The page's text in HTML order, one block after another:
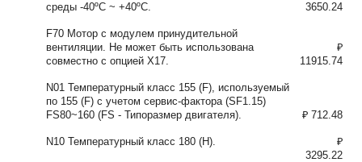
среды -40ºC ~ +40ºC.
3650.24
F70 Мотор с модулем принудительной
вентиляции. Не может быть использована
совместно с опцией X17.
₽
11915.74
N01 Температурный класс 155 (F), используемый
по 155 (F) с учетом сервис-фактора (SF1.15)
FS80~160 (FS - Типоразмер двигателя).
₽ 712.48
N10 Температурный класс 180 (H).
₽
3295.22